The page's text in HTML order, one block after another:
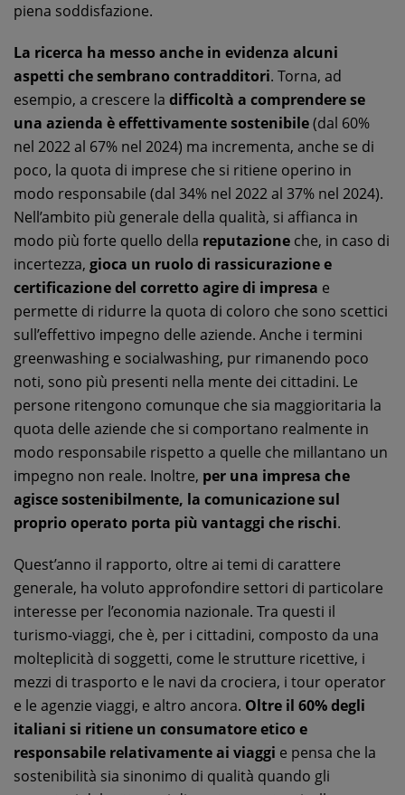
piena soddisfazione.
La ricerca ha messo anche in evidenza alcuni
aspetti che sembrano contradditori. Torna, ad
esempio, a crescere la difficoltà a comprendere se
una azienda è effettivamente sostenibile(dal 60%
nel 2022 al 67% nel 2024) ma incrementa, anche se di
poco, la quota di imprese che si ritiene operino in
modo responsabile (dal 34% nel 2022 al 37% nel 2024).
Nell’ambito più generale della qualità, si affianca in
modo più forte quello della reputazione che, in caso di
incertezza, gioca un ruolo di rassicurazione e
certificazione del corretto agire di impresa e
permette di ridurre la quota di coloro che sono scettici
sull’effettivo impegno delle aziende. Anche i termini
greenwashing e socialwashing, pur rimanendo poco
noti, sono più presenti nella mente dei cittadini. Le
persone ritengono comunque che sia maggioritaria la
quota delle aziende che si comportano realmente in
modo responsabile rispetto a quelle che millantano un
impegno non reale. Inoltre, per una impresa che
agisce sostenibilmente, la comunicazione sul
proprio operato porta più vantaggi che rischi.
Quest’anno il rapporto, oltre ai temi di carattere
generale, ha voluto approfondire settori di particolare
interesse per l’economia nazionale. Tra questi il
turismo-viaggi, che è, per i cittadini, composto da una
molteplicità di soggetti, come le strutture ricettive, i
mezzi di trasporto e le navi da crociera, i tour operator
e le agenzie viaggi, e altro ancora. Oltre il 60% degli
italiani si ritiene un consumatore etico e
responsabile relativamente ai viaggi e pensa che la
sostenibilità sia sinonimo di qualità quando gli